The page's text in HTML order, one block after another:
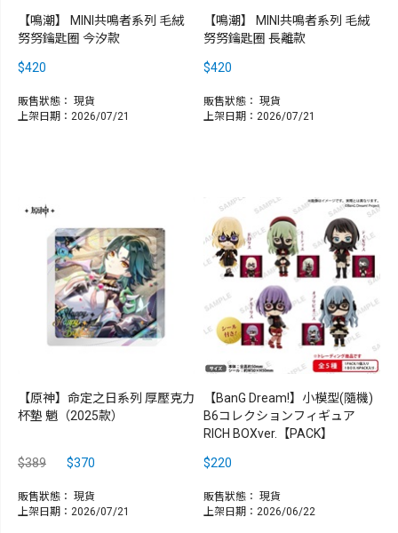
【鳴潮】 MINI共鳴者系列 毛絨
努努鑰匙圈 今汐款
$420
販售狀態： 現貨
上架日期：2026/07/21
【鳴潮】 MINI共鳴者系列 毛絨
努努鑰匙圈 長離款
$420
販售狀態： 現貨
上架日期：2026/07/21
【原神】命定之日系列 厚壓克力
杯墊 魈（2025款）
$389 $370
販售狀態： 現貨
上架日期：2026/07/21
【BanG Dream!】小模型(隨機)
B6コレクションフィギュア
RICH BOXver.【PACK】
$220
販售狀態： 現貨
上架日期：2026/06/22